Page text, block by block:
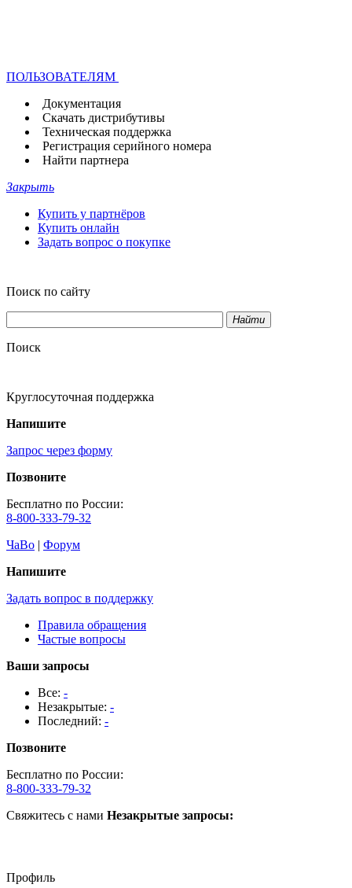
ПОЛЬЗОВАТЕЛЯМ
Документация
Скачать дистрибутивы
Техническая поддержка
Регистрация серийного номера
Найти партнера
Закрыть
Купить у партнёров
Купить онлайн
Задать вопрос о покупке
Поиск по сайту
Найти
Поиск
Круглосуточная поддержка
Напишите
Запрос через форму
Позвоните
Бесплатно по России:
8-800-333-79-32
ЧаВо | Форум
Напишите
Задать вопрос в поддержку
Правила обращения
Частые вопросы
Ваши запросы
Все: -
Незакрытые: -
Последний: -
Позвоните
Бесплатно по России:
8-800-333-79-32
Свяжитесь с нами Незакрытые запросы:
Профиль